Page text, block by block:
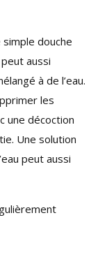
douche
aussi
à de l’eau.
les
une décoction
Une solution
peut aussi